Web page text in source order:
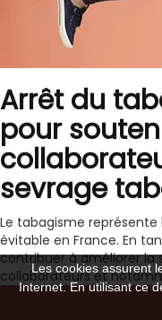
Arrêt du
pour
sevrage
Le tabagisme
évitable en France. En
contribuer à améliorer
collaborateurs et
Les cookies assurent
Internet. En utilisant ce